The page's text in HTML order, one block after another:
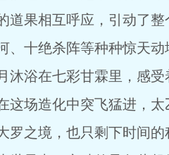
道果相互呼应，引动了
、十绝杀阵等种种惊天动
沐浴在七彩甘霖里，感
这场造化中突飞猛进，
罗之境，也只剩下时间的